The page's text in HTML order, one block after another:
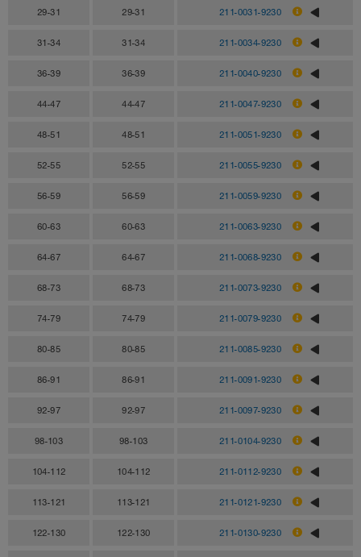
29-31 29-31 211-0031-9230
31-34 31-34 211-0034-9230
36-39 36-39 211-0040-9230
44-47 44-47 211-0047-9230
48-51 48-51 211-0051-9230
52-55 52-55 211-0055-9230
56-59 56-59 211-0059-9230
60-63 60-63 211-0063-9230
64-67 64-67 211-0068-9230
68-73 68-73 211-0073-9230
74-79 74-79 211-0079-9230
80-85 80-85 211-0085-9230
86-91 86-91 211-0091-9230
92-97 92-97 211-0097-9230
98-103 98-103 211-0104-9230
104-112 104-112 211-0112-9230
113-121 113-121 211-0121-9230
122-130 122-130 211-0130-9230